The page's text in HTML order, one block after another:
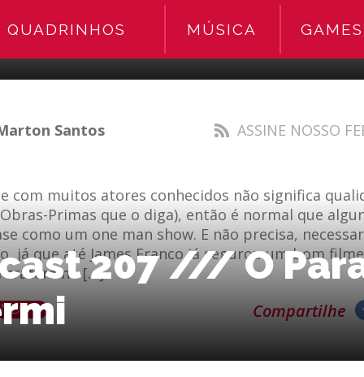
QUADRINHOS MÚSICA GAMES
Só
Santos ASSINE NOSSO
com muitos atores conhecidos não significa
Primas que o diga), então é normal que
como um one man show. E não precisa,
já que até James Franco já segurou um bom
cratera no […]
Compartilhe
207 /// O